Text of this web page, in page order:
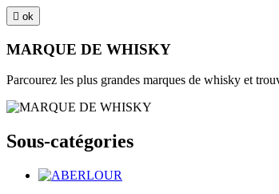
 ok
MARQUE DE WHISKY
Parcourez les plus grandes marques de whisky et
Sous-catégories